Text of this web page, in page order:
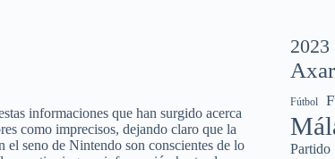
informaciones que han surgido acerca
como imprecisos, dejando claro que la
seno de Nintendo son conscientes de lo
2023
Fútbol
Partido